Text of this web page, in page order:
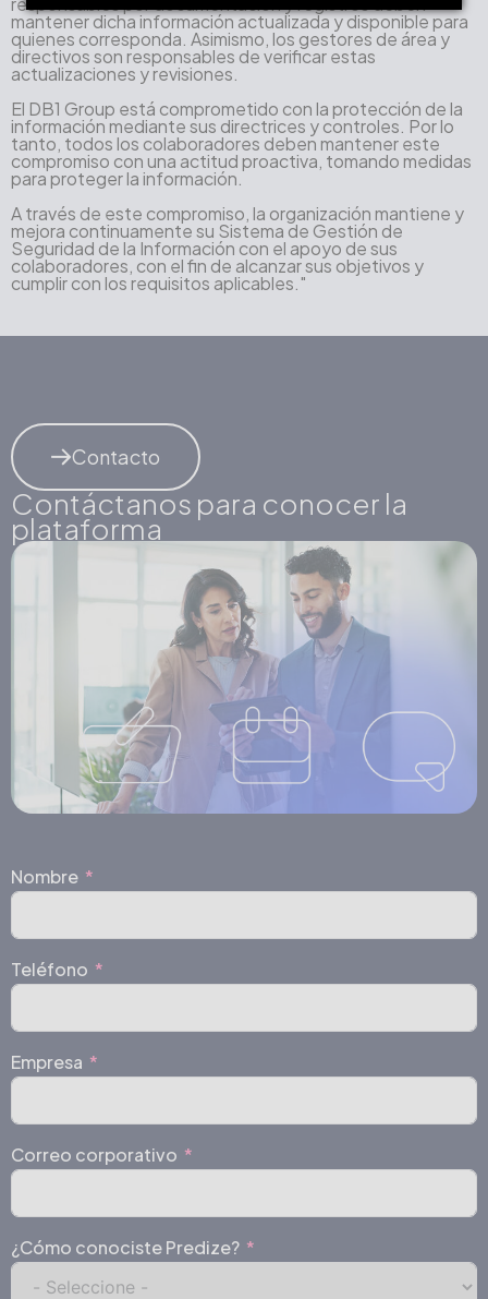
mantener dicha información actualizada y disponible para
quienes corresponda. Asimismo, los gestores de área y
directivos son responsables de verificar estas
actualizaciones y revisiones.
El DB1 Group está comprometido con la protección de la
información mediante sus directrices y controles. Por lo
tanto, todos los colaboradores deben mantener este
compromiso con una actitud proactiva, tomando medidas
para proteger la información.
A través de este compromiso, la organización mantiene y
mejora continuamente su Sistema de Gestión de
Seguridad de la Información con el apoyo de sus
colaboradores, con el fin de alcanzar sus objetivos y
cumplir con los requisitos aplicables."
Contacto
Contáctanos para conocer la
plataforma
Nombre
Teléfono
Empresa
Correo corporativo
¿Cómo conociste Predize?